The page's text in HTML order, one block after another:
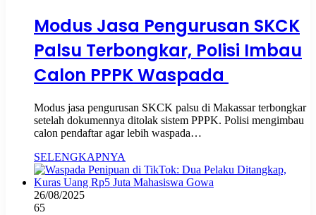
Modus Jasa Pengurusan SKCK
Palsu Terbongkar, Polisi Imbau
Calon PPPK Waspada
Modus jasa pengurusan SKCK palsu di Makassar terbongkar
setelah dokumennya ditolak sistem PPPK. Polisi mengimbau
calon pendaftar agar lebih waspada…
SELENGKAPNYA
26/08/2025
65